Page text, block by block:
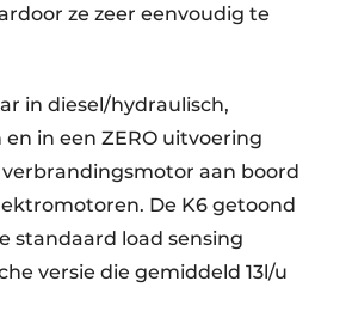
ze zeer eenvoudig te
in diesel/hydraulisch,
in een ZERO uitvoering
aan boord
De K6 getoond
standaard load sensing
versie die gemiddeld 13l/u